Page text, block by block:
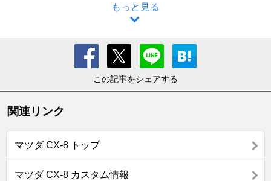
もっと見る
この記事をシェアする
関連リンク
マツダ CX-8 トップ
マツダ CX-8 カスタム情報